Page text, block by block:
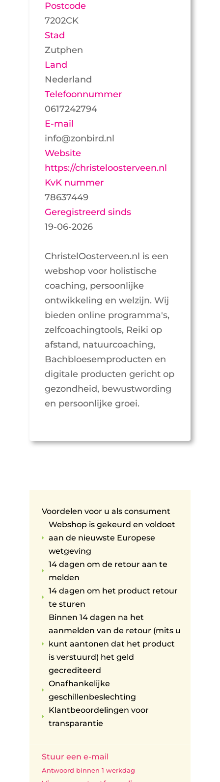
Postcode
7202CK
Stad
Zutphen
Land
Nederland
Telefoonnummer
0617242794
E-mail
info@zonbird.nl
Website
https://christeloosterveen.nl
KvK nummer
78637449
Geregistreerd sinds
19-06-2026
ChristelOosterveen.nl is een
webshop voor holistische
coaching, persoonlijke
ontwikkeling en welzijn. Wij
bieden online programma's,
zelfcoachingtools, Reiki op
afstand, natuurcoaching,
Bachbloesemproducten en
digitale producten gericht op
gezondheid, bewustwording
en persoonlijke groei.
Voordelen voor u als consument
E
Webshop is gekeurd en voldoet
aan de nieuwste Europese
wetgeving
E
14 dagen om de retour aan te
melden
E
14 dagen om het product retour
te sturen
E
Binnen 14 dagen na het
aanmelden van de retour (mits u
kunt aantonen dat het product
is verstuurd) het geld
gecrediteerd
E
Onafhankelijke
geschillenbeslechting
E
Klantbeoordelingen voor
transparantie
Stuur een e-mail
Antwoord binnen 1 werkdag